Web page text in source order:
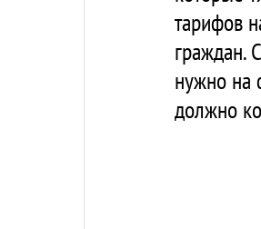
тарифов
граждан.
нужно на
должно